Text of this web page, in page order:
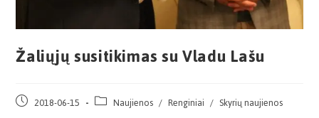
Žaliųjų susitikimas su Vladu Lašu
2018-06-15 Naujienos / Renginiai / Skyrių naujienos